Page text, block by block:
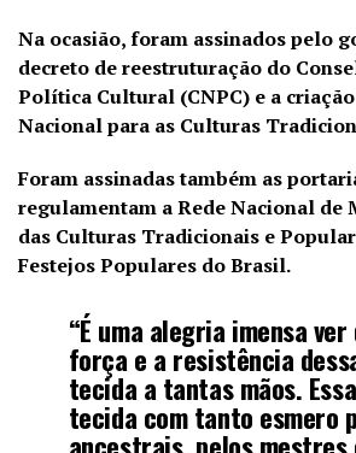
Na ocasião, foram assinados pelo
decreto de reestruturação do
Política Cultural (CNPC) e a
Nacional para as Culturas
Foram assinadas também as
regulamentam a Rede Nacional de
das Culturas Tradicionais e
Festejos Populares do Brasil.
“É uma alegria imensa
força e a resistência
tecida a tantas mãos.
tecida com tanto esmero
ancestrais, pelos mestres